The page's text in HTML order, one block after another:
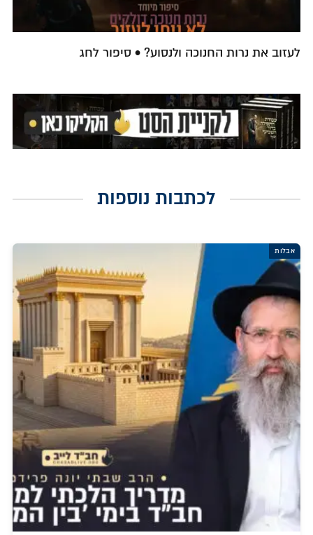
לעזוב את נרות החנוכה ולנסוע? • סיפור לחג
לכתבות נוספות
אבלות